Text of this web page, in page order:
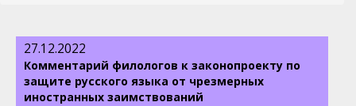
27.12.2022
Комментарий филологов к законопроекту по
защите русского языка от чрезмерных
иностранных заимствований